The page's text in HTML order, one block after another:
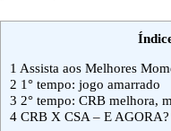
1 Assista aos Melhores
2 1° tempo: jogo amarrado
3 2° tempo: CRB melhora,
4 CRB X CSA – E AGORA?